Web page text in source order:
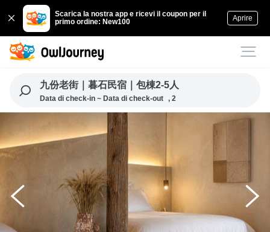
Scarica la nostra app e ricevi il coupon per il
primo ordine: New100
Aprire
九份老街｜暮石民宿｜包棟2-5人
Data di check-in ~ Data di check-out , 2